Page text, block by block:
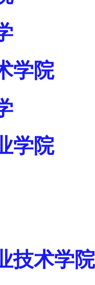
学院
学院
技术学院